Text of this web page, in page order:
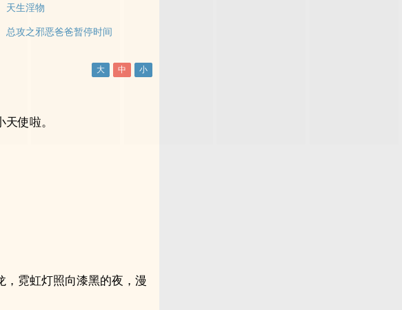
天生淫物
总攻之邪恶爸爸暂停时间
使啦。
，霓虹灯照向漆黑的夜，漫